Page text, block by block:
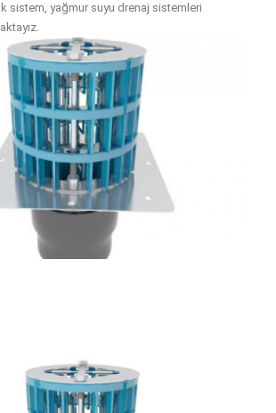
sistem, yağmur suyu drenaj sistemleri